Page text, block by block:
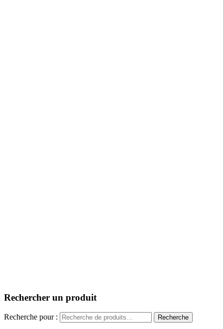
Rechercher un produit
Recherche pour : Recherche